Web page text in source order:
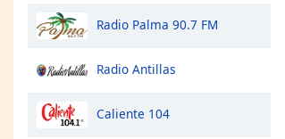
Radio Palma 90.7 FM
Radio Antillas
Caliente 104